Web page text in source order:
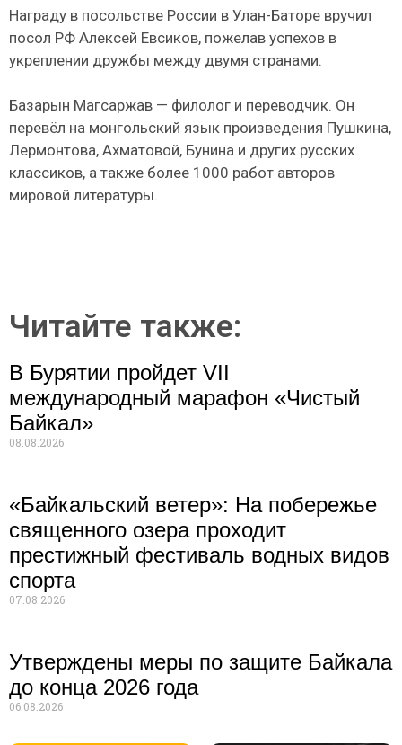
Награду в посольстве России в Улан-Баторе вручил
посол РФ Алексей Евсиков, пожелав успехов в
укреплении дружбы между двумя странами.
Базарын Магсаржав — филолог и переводчик. Он
перевёл на монгольский язык произведения Пушкина,
Лермонтова, Ахматовой, Бунина и других русских
классиков, а также более 1000 работ авторов
мировой литературы.
Читайте также:
В Бурятии пройдет VII
международный марафон «Чистый
Байкал»
08.08.2026
«Байкальский ветер»: На побережье
священного озера проходит
престижный фестиваль водных видов
спорта
07.08.2026
Утверждены меры по защите Байкала
до конца 2026 года
06.08.2026